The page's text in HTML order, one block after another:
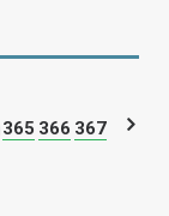
365 366 367